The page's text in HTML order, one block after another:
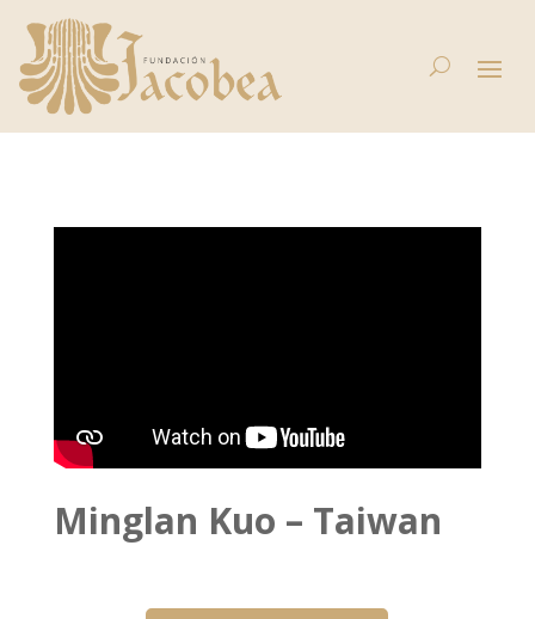
Minglan Kuo – Taiwan